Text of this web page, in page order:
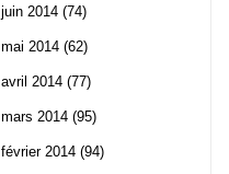
juin 2014 (74)
mai 2014 (62)
avril 2014 (77)
mars 2014 (95)
février 2014 (94)